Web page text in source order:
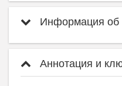
Информация об
Аннотация и